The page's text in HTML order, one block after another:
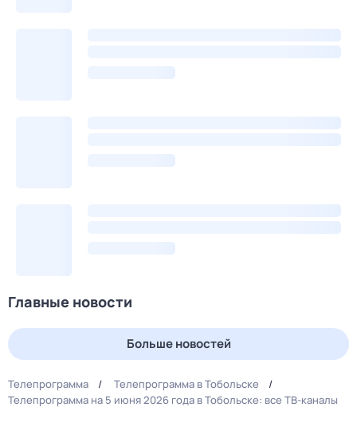
Главные новости
Больше новостей
Телепрограмма
Телепрограмма в Тобольске
Телепрограмма на 5 июня 2026 года в Тобольске: все ТВ-каналы